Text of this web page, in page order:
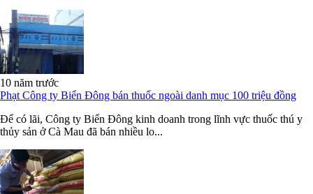
10 năm trước
Phạt Công ty Biển Đông bán thuốc ngoài danh mục 100 triệu đồng
Để có lãi, Công ty Biển Đông kinh doanh trong lĩnh vực thuốc thú y
thủy sản ở Cà Mau đã bán nhiều lo...